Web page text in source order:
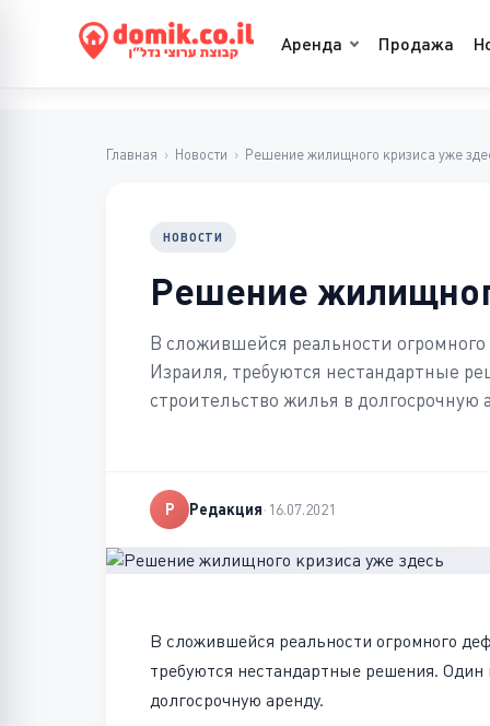
Аренда Продажа
Главная › Новости › Решение жилищного кризиса уже
НОВОСТИ
Решение
В сложившейся реальности
Израиля, требуются нестандартные
строительство жилья в долгосрочную
Р Редакция· 16.07.2021
В сложившейся реальности огромного
требуются нестандартные решения.
долгосрочную аренду.